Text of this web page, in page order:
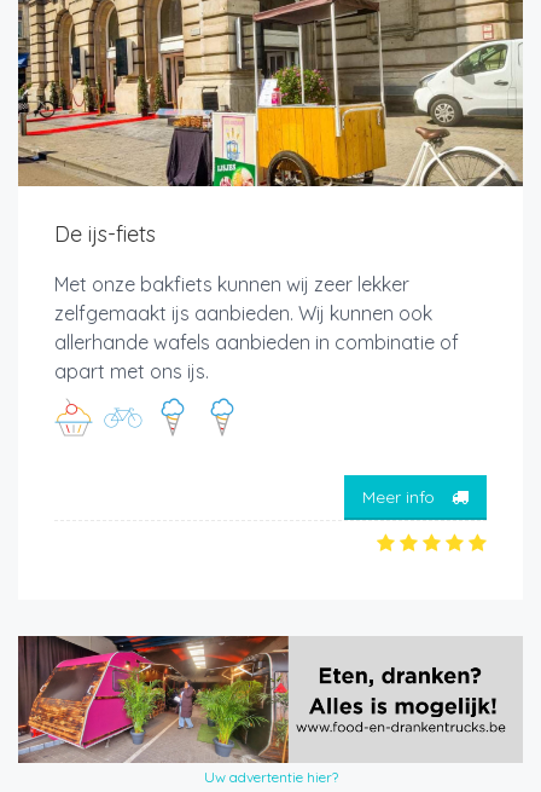
De ijs-fiets
Met onze bakfiets kunnen wij zeer lekker
zelfgemaakt ijs aanbieden. Wij kunnen ook
allerhande wafels aanbieden in combinatie of
apart met ons ijs.
Meer info
Uw advertentie hier?